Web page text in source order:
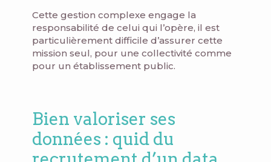
Cette gestion complexe engage la
responsabilité de celui qui l’opère, il est
particulièrement difficile d’assurer cette
mission seul, pour une collectivité comme
pour un établissement public.
Bien valoriser ses
données : quid du